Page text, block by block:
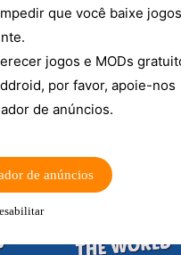
que você baixe
jogos e MODs
por favor, apoie-nos
de anúncios.
de anúncios